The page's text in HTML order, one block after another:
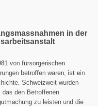
in der
von fürsorgerischen
betroffen waren, ist ein
Schweizweit wurden
den Betroffenen
zu leisten und die